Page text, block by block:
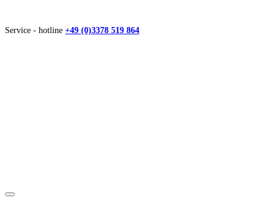
Service - hotline +49 (0)3378 519 864